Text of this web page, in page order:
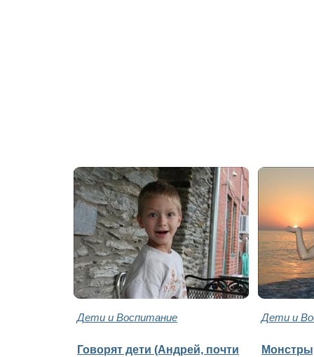
Дети и Воспитание Дети и
Говорят дети (Андрей, почти